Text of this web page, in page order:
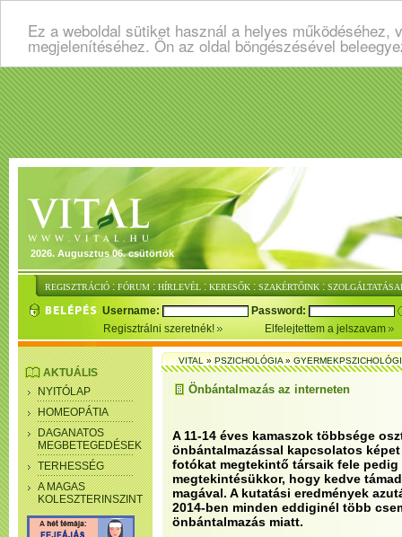
Ez a weboldal sütiket használ a helyes
megjelenítéséhez. Ön az oldal böngészésével
2026. Augusztus 06. csütörtök
REGISZTRÁCIÓ : FÓRUM : HÍRLEVÉL : KERESŐK : SZAKÉRTŐINK :
Username:
Password:
Regisztrálni szeretnék!
Elfelejtettem a jelszavam
AKTUÁLIS
NYITÓLAP
HOMEOPÁTIA
DAGANATOS
MEGBETEGEDÉSEK
TERHESSÉG
A MAGAS
KOLESZTERINSZINT
VITAL»PSZICHOLÓGIA»
Önbántalmazás az interneten
A 11-14 éves kamaszok többsége
önbántalmazással kapcsolatos
fotókat megtekintő társaik fele pedig
megtekintésükkor, hogy kedve
magával. A kutatási eredmények
2014-ben minden eddiginél több
önbántalmazás miatt.